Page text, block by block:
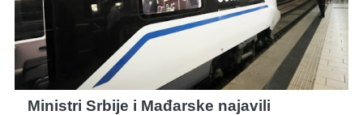
Ministri Srbije i Mađarske najavili